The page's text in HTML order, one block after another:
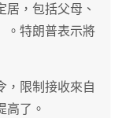
，包括父母、
。特朗普表示將
，限制接收來自
高了。